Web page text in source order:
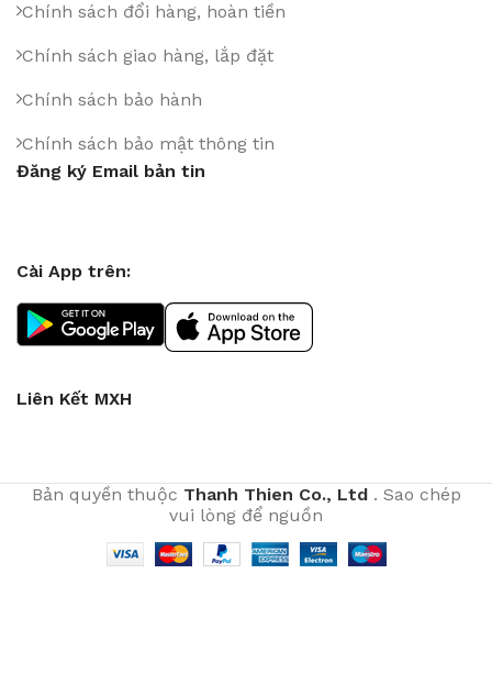
Chính sách đổi hàng, hoàn tiền
Chính sách giao hàng, lắp đặt
Chính sách bảo hành
Chính sách bảo mật thông tin
Đăng ký Email bản tin
Cài App trên:
Liên Kết MXH
Bản quyền thuộc Thanh Thien Co., Ltd. Sao chép
vui lòng để nguồn